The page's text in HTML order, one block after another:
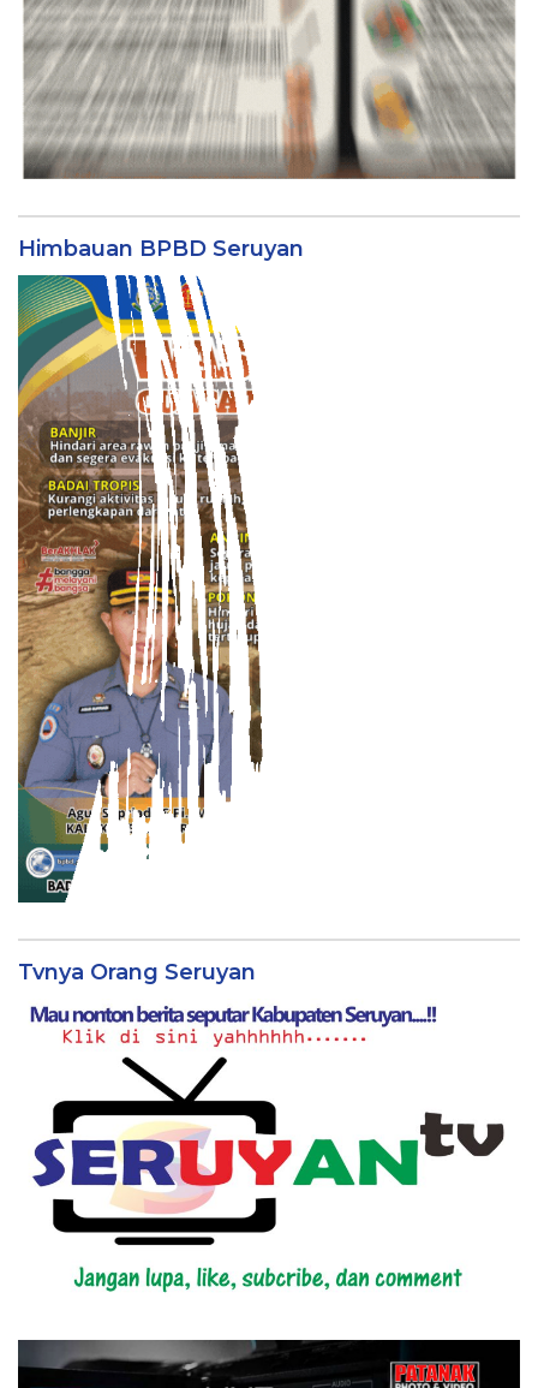
Himbauan BPBD Seruyan
Tvnya Orang Seruyan